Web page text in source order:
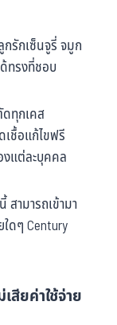
รักเซ็นจูรี่ จมูก
ทรงที่ชอบ
ดทุกเคส
เชื้อแก้ไขฟรี
งแต่ละบุคคล
สามารถเข้ามา
ดๆ Century
สียค่าใช้จ่าย